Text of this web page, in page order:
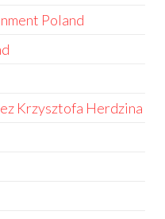
Poland
Krzysztofa Herdzina